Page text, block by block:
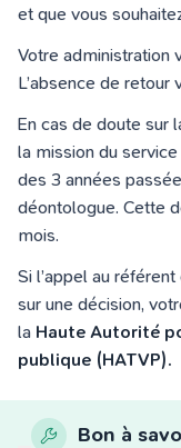
et que vous
Votre administration
L’absence de retour
En cas de doute sur
la mission du
des 3 années
déontologue. Cette
mois.
Si l’appel au
sur une décision,
la Haute Autorité
publique (HATVP).
Bon à